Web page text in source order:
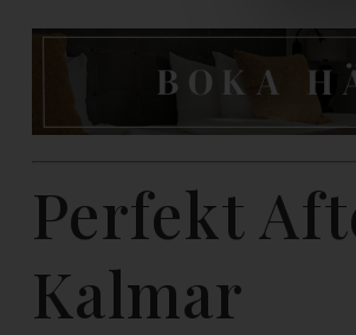
a
l
Perfekt
Kalmar